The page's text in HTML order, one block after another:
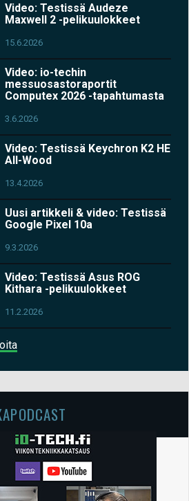
Video: Testissä Audeze
Maxwell 2 -pelikuulokkeet
15.6.2026
Video: io-techin
messuosastoraportit
Computex 2026 -tapahtumasta
3.6.2026
Video: Testissä Keychron K2 HE
All-Wood
13.4.2026
Uusi artikkeli & video: Testissä
Google Pixel 10a
9.3.2026
Video: Testissä Asus ROG
Kithara -pelikuulokkeet
11.2.2026